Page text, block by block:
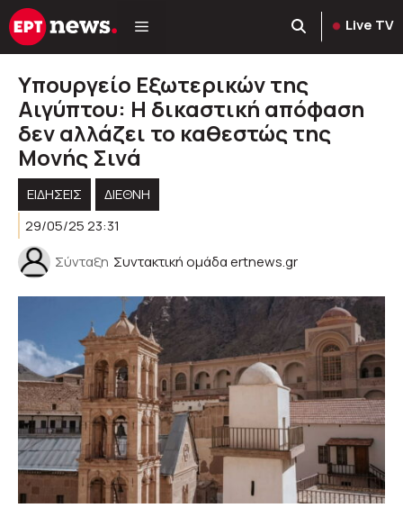
Μετάβαση
σε
Live TV
Υπουργείο Εξωτερικών της
Αιγύπτου: Η δικαστική απόφαση
δεν αλλάζει το καθεστώς της
Μονής Σινά
ΕΙΔΗΣΕΙΣ
ΔΙΕΘΝΗ
29/05/25 23:31
Σύνταξη Συντακτική ομάδα ertnews.gr